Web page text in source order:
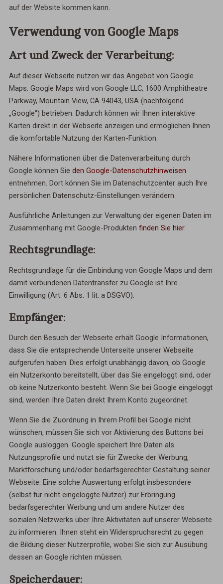
auf der Website kommen kann.
Verwendung von Google Maps
Art und Zweck der Verarbeitung:
Auf dieser Webseite nutzen wir das Angebot von Google
Maps. Google Maps wird von Google LLC, 1600 Amphitheatre
Parkway, Mountain View, CA 94043, USA (nachfolgend
„Google“) betrieben. Dadurch können wir Ihnen interaktive
Karten direkt in der Webseite anzeigen und ermöglichen Ihnen
die komfortable Nutzung der Karten-Funktion.
Nähere Informationen über die Datenverarbeitung durch
Google können Sieden Google-Datenschutzhinweisen
entnehmen. Dort können Sie im Datenschutzcenter auch Ihre
persönlichen Datenschutz-Einstellungen verändern.
Ausführliche Anleitungen zur Verwaltung der eigenen Daten im
Zusammenhang mit Google-Produktenfinden Sie hier.
Rechtsgrundlage:
Rechtsgrundlage für die Einbindung von Google Maps und dem
damit verbundenen Datentransfer zu Google ist Ihre
Einwilligung (Art. 6 Abs. 1 lit. a DSGVO).
Empfänger:
Durch den Besuch der Webseite erhält Google Informationen,
dass Sie die entsprechende Unterseite unserer Webseite
aufgerufen haben. Dies erfolgt unabhängig davon, ob Google
ein Nutzerkonto bereitstellt, über das Sie eingeloggt sind, oder
ob keine Nutzerkonto besteht. Wenn Sie bei Google eingeloggt
sind, werden Ihre Daten direkt Ihrem Konto zugeordnet.
Wenn Sie die Zuordnung in Ihrem Profil bei Google nicht
wünschen, müssen Sie sich vor Aktivierung des Buttons bei
Google ausloggen. Google speichert Ihre Daten als
Nutzungsprofile und nutzt sie für Zwecke der Werbung,
Marktforschung und/oder bedarfsgerechter Gestaltung seiner
Webseite. Eine solche Auswertung erfolgt insbesondere
(selbst für nicht eingeloggte Nutzer) zur Erbringung
bedarfsgerechter Werbung und um andere Nutzer des
sozialen Netzwerks über Ihre Aktivitäten auf unserer Webseite
zu informieren. Ihnen steht ein Widerspruchsrecht zu gegen
die Bildung dieser Nutzerprofile, wobei Sie sich zur Ausübung
dessen an Google richten müssen.
Speicherdauer: